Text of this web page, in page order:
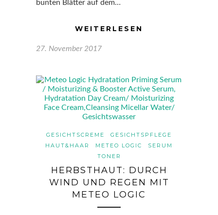
bunten Blätter auf dem…
WEITERLESEN
27. November 2017
GESICHTSCREME
GESICHTSPFLEGE
HAUT&HAAR
METEO LOGIC
SERUM
TONER
HERBSTHAUT: DURCH
WIND UND REGEN MIT
METEO LOGIC